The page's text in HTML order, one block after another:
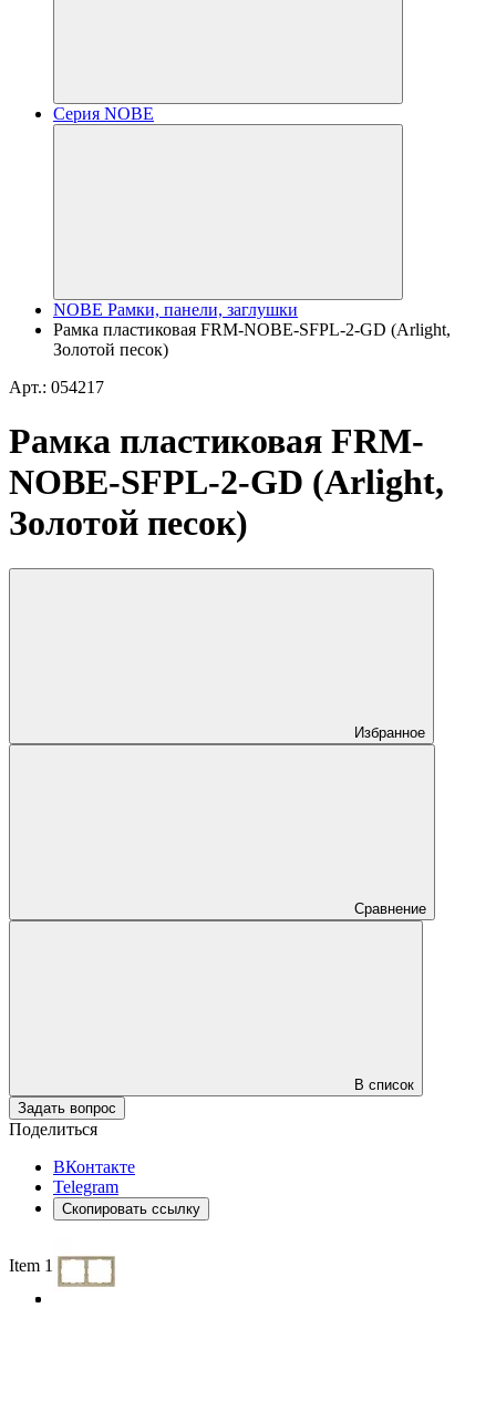
Серия NOBE
NOBE Рамки, панели, заглушки
Рамка пластиковая FRM-NOBE-SFPL-2-GD (Arlight,
Золотой песок)
Арт.: 054217
Рамка пластиковая FRM-
NOBE-SFPL-2-GD (Arlight,
Золотой песок)
Избранное
Сравнение
В список
Задать вопрос
Поделиться
ВКонтакте
Telegram
Скопировать ссылку
Item 1 of 3